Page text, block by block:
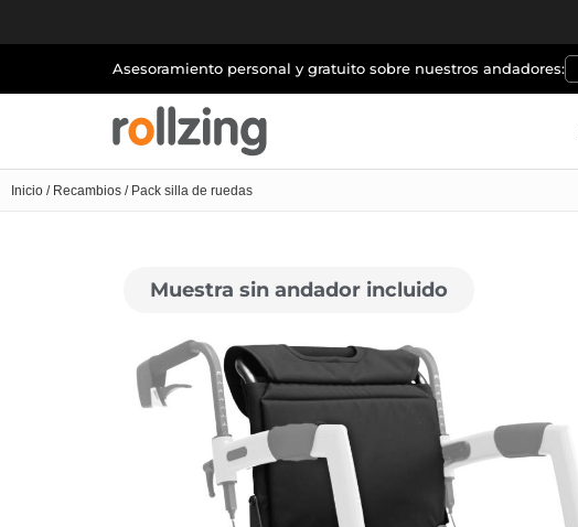
Asesoramiento personal y gratuito sobre nuestros andadores:
Inicio / Recambios / Pack silla de ruedas
Muestra sin andador incluido